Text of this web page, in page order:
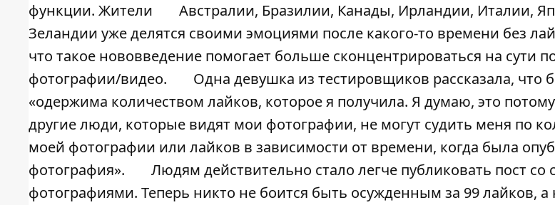
функции. Жители
Австралии, Бразилии, Канады, Ирландии, Италии,
Зеландии уже делятся своими эмоциями после какого-то времени без
что такое нововведение помогает больше сконцентрироваться на сути
фотографии/видео.
Одна девушка из тестировщиков рассказала, что
«одержима количеством лайков, которое я получила. Я думаю, это
другие люди, которые видят мои фотографии, не могут судить меня по
моей фотографии или лайков в зависимости от времени, когда была
фотография».
Людям действительно стало легче публиковать пост
фотографиями. Теперь никто не боится быть осужденным за 99 лайков, а